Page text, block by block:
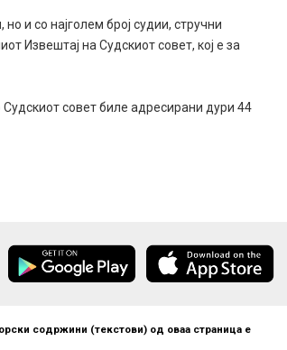
и со најголем број судии, стручни
Извештај на Судскиот совет, кој е за
совет биле адресирани дури 44
содржини (текстови) од оваа страница е